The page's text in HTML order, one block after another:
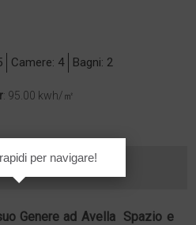
Camere: 4 Bagni: 2
: 95.00 kwh/㎡
Genere ad Avella Spazio e
per navigare!